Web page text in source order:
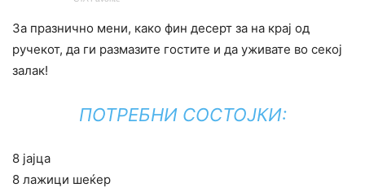
За празнично мени, како фин десерт за на крај од
ручекот, да ги размазите гостите и да уживате во секој
залак!
ПОТРЕБНИ СОСТОЈКИ:
8 јајца
8 лажици шеќер